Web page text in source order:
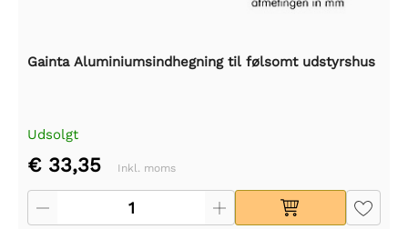
Gainta Aluminiumsindhegning til følsomt udstyrshus
Udsolgt
€ 33,35 Inkl. moms